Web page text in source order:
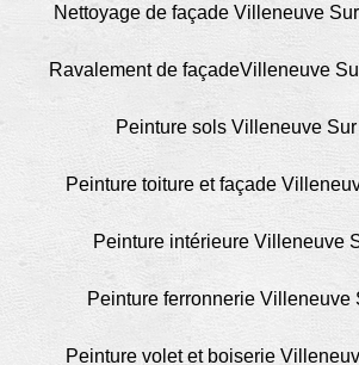
Nettoyage de façade Villeneuve
Ravalement de façadeVilleneuve
Peinture sols Villeneuve
Peinture toiture et façade
Peinture intérieure Villeneuve
Peinture ferronnerie Villeneuve
Peinture volet et boiserie